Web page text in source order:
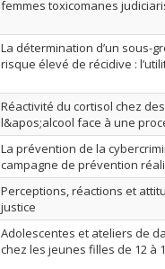
femmes toxicomanes
La détermination d’un sous-
risque élevé de récidive :
Réactivité du cortisol chez
l&apos;alcool face à une
La prévention de la
campagne de prévention
Perceptions, réactions et
justice
Adolescentes et ateliers de
chez les jeunes filles de 12 à